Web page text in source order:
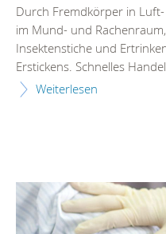
Durch Fremdkörper in
im Mund- und
Insektenstiche und
Erstickens. Schnelles
Weiterlesen